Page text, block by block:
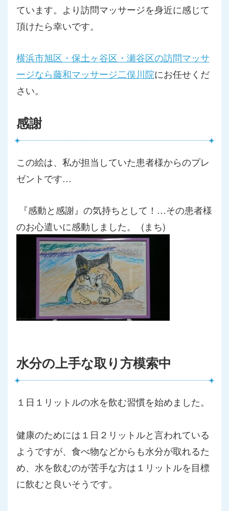
ています。より訪問マッサージを身近に感じて
頂けたら幸いです。
横浜市旭区・保土ヶ谷区・瀬谷区の訪問マッサ
ージなら藤和マッサージ二俣川院にお任せくだ
さい。
感謝
この絵は、私が担当していた患者様からのプレ
ゼントです…
『感動と感謝』の気持ちとして！…その患者様
のお心遣いに感動しました。 (まち)
水分の上手な取り方模索中
１日１リットルの水を飲む習慣を始めました。
健康のためには１日２リットルと言われている
ようですが、 食べ物などからも水分が取れるた
め、 水を飲むのが苦手な方は１リットルを目標
に飲むと良いそうです。